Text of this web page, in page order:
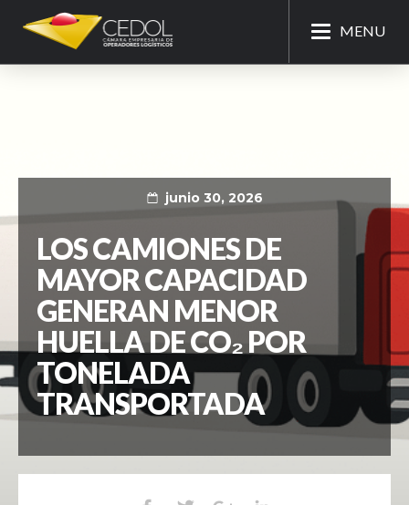
MENU
junio 30, 2026
LOS CAMIONES DE
MAYOR CAPACIDAD
GENERAN MENOR
HUELLA DE CO₂ POR
TONELADA
TRANSPORTADA